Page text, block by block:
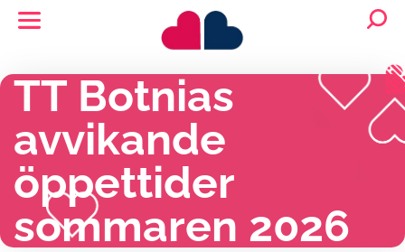
TT Botnias
avvikande
öppettider
sommaren 2026